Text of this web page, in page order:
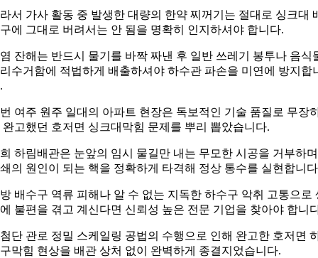
서 가사 활동 중 발생한 대량의 한약 찌꺼기는 절대로 싱크대
에 그대로 버려서는 안 됨을 명확히 인지하셔야 합니다.
잔해는 반드시 물기를 바짝 짜낸 후 일반 쓰레기 봉투나 음식
수거함에 적법하게 배출하셔야 하수관 파손을 미연에 방지합
여주 원주 일대의 아파트 현장은 독보적인 기술 품질로 무장
완고했던 호저면 싱크대막힘 문제를 뿌리 뽑았습니다.
하림배관은 눈앞의 임시 물길만 내는 무모한 시공을 거부하며
의 원인이 되는 핵을 정확하게 타격해 정상 통수를 실현합니
배수구 역류 피해나 알 수 없는 지독한 하수구 악취 고통으로
불편을 겪고 계신다면 신뢰성 높은 전문 기업을 찾아야 합니
단 관로 정밀 스케일링 공법의 수행으로 인해 완고한 호저면
막힘 현상을 배관 상처 없이 완벽하게 종결지었습니다.